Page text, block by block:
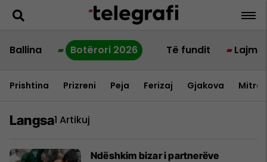
Ballina Botërori 2026 Të fundit Lajme
Prishtina Prizreni Peja Ferizaj Gjakova
Langsa1 Artikuj
Ndëshkim bizar i partnerëve